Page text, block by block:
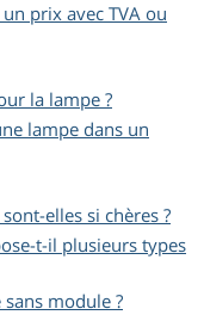
prix avec TVA ou
la lampe ?
lampe dans un
elles si chères ?
t-il plusieurs types
module ?